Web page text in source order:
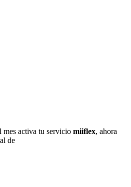
mes activa tu servicio miiflex, ahora
de